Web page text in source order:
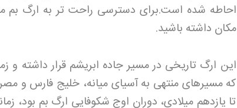
احاطه شده است.برای دسترسی راحت تر به ارگ بم
مکان داشته باشید.
این ارگ تاریخی در مسیر جاده ابریشم قرار داشته و
که مسیرهای منتهی به آسیای میانه، خلیج فارس و
تا یازدهم میلادی، دوران اوج شکوفایی ارگ بم بود،